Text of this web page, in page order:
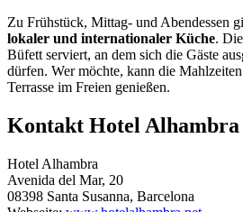
Zu Frühstück, Mittag- und Abendessen
lokaler und internationaler Küche.
Büfett serviert, an dem sich die Gäste
dürfen. Wer möchte, kann die
Terrasse im Freien genießen.
Kontakt Hotel Alhambra
Hotel Alhambra
Avenida del Mar, 20
08398 Santa Susanna, Barcelona